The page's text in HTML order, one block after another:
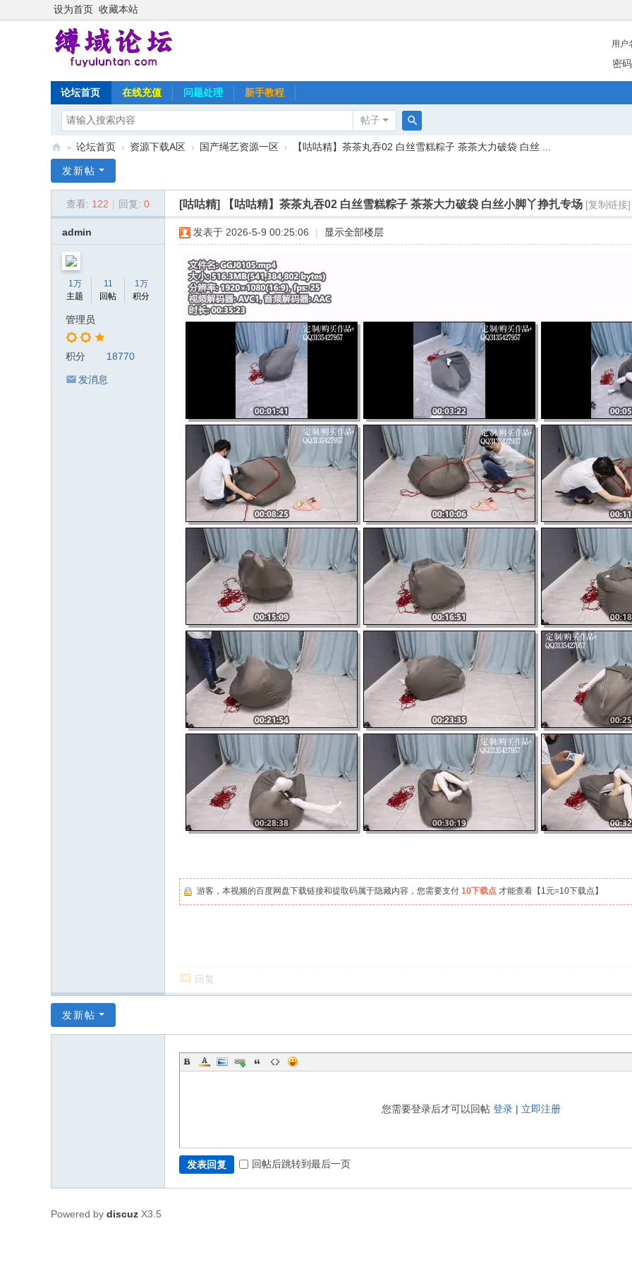
设为首页 收藏本站
用户
密码
论坛首页 在线充值 问题处理 新手教程
帖子
搜
域
» 论坛首页 › 资源下载A区 › 国产绳艺资源一区 › 【咕咕精】茶茶丸吞02 白丝雪糕粽子 茶茶大力破袋 白丝 ...
发新帖
查看: 122 回复: 0 [咕咕精] 【咕咕精】茶茶丸吞02 白丝雪糕粽子 茶茶大力破袋 白丝小脚丫挣扎专场 [复制链接]
admin
1万
主题
11
回帖
1万
积分
管理员
积分 18770
发消息
发表于 2026-5-9 00:25:06 显示全部楼层
游客，本视频的百度网盘下载链接和提取码属于隐藏内容，您需要支付 10下载点 才能查看【1元=10下载点】
回复
发新帖
您需要登录后才可以回帖 登录| 立即注册
发表回复 回帖后跳转到最后一页
Powered by discuz X3.5